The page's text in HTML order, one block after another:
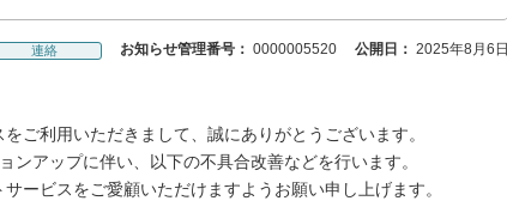
連絡 お知らせ管理番号： 0000005520 公開日： 2025年8月6日
ご利用いただきまして、誠にありがとうございます。
アップに伴い、以下の不具合改善などを行います。
ービスをご愛顧いただけますようお願い申し上げます。